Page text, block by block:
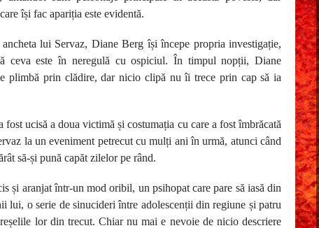
își fac apariția este evidentă.
lui Servaz, Diane Berg își începe propria investigație,
ceva este în neregulă cu ospiciul. În timpul nopții, Diane
plimbă prin clădire, dar nicio clipă nu îi trece prin cap să ia
fost ucisă a doua victimă și costumația cu care a fost îmbrăcată
la un eveniment petrecut cu mulți ani în urmă, atunci când
să-și pună capăt zilelor pe rând.
și aranjat într-un mod oribil, un psihopat care pare să iasă din
lui, o serie de sinucideri între adolescenții din regiune și patru
lor din trecut. Chiar nu mai e nevoie de nicio descriere